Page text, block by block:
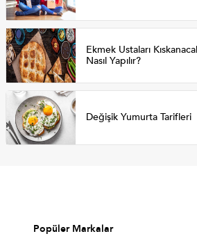
Ekmek Ustaları
Nasıl Yapılır?
Değişik Yumurta Tarifleri
Popüler Markalar